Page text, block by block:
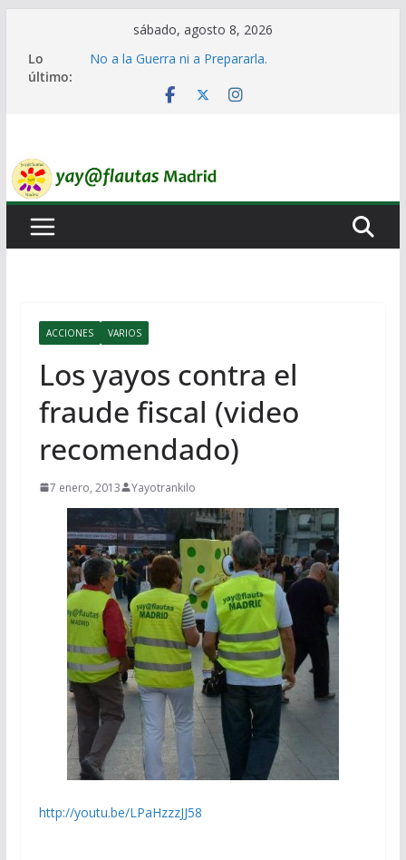
contenido
sábado, agosto 8, 2026
Lo
último:
No a la Guerra ni a Prepararla.
Ni un Euro para el Rearme. Ni un Voto para la
ACCIONES VARIOS
Los yayos contra el
fraude fiscal (video
recomendado)
7 enero, 2013 Yayotrankilo
http://youtu.be/LPaHzzzJJ58